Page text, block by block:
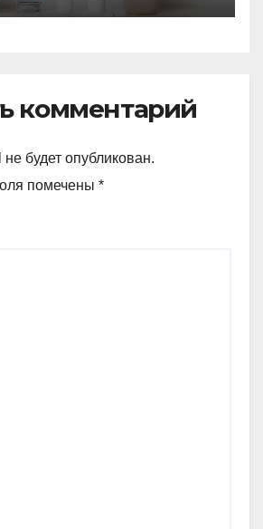
комментарий
будет опубликован.
помечены *